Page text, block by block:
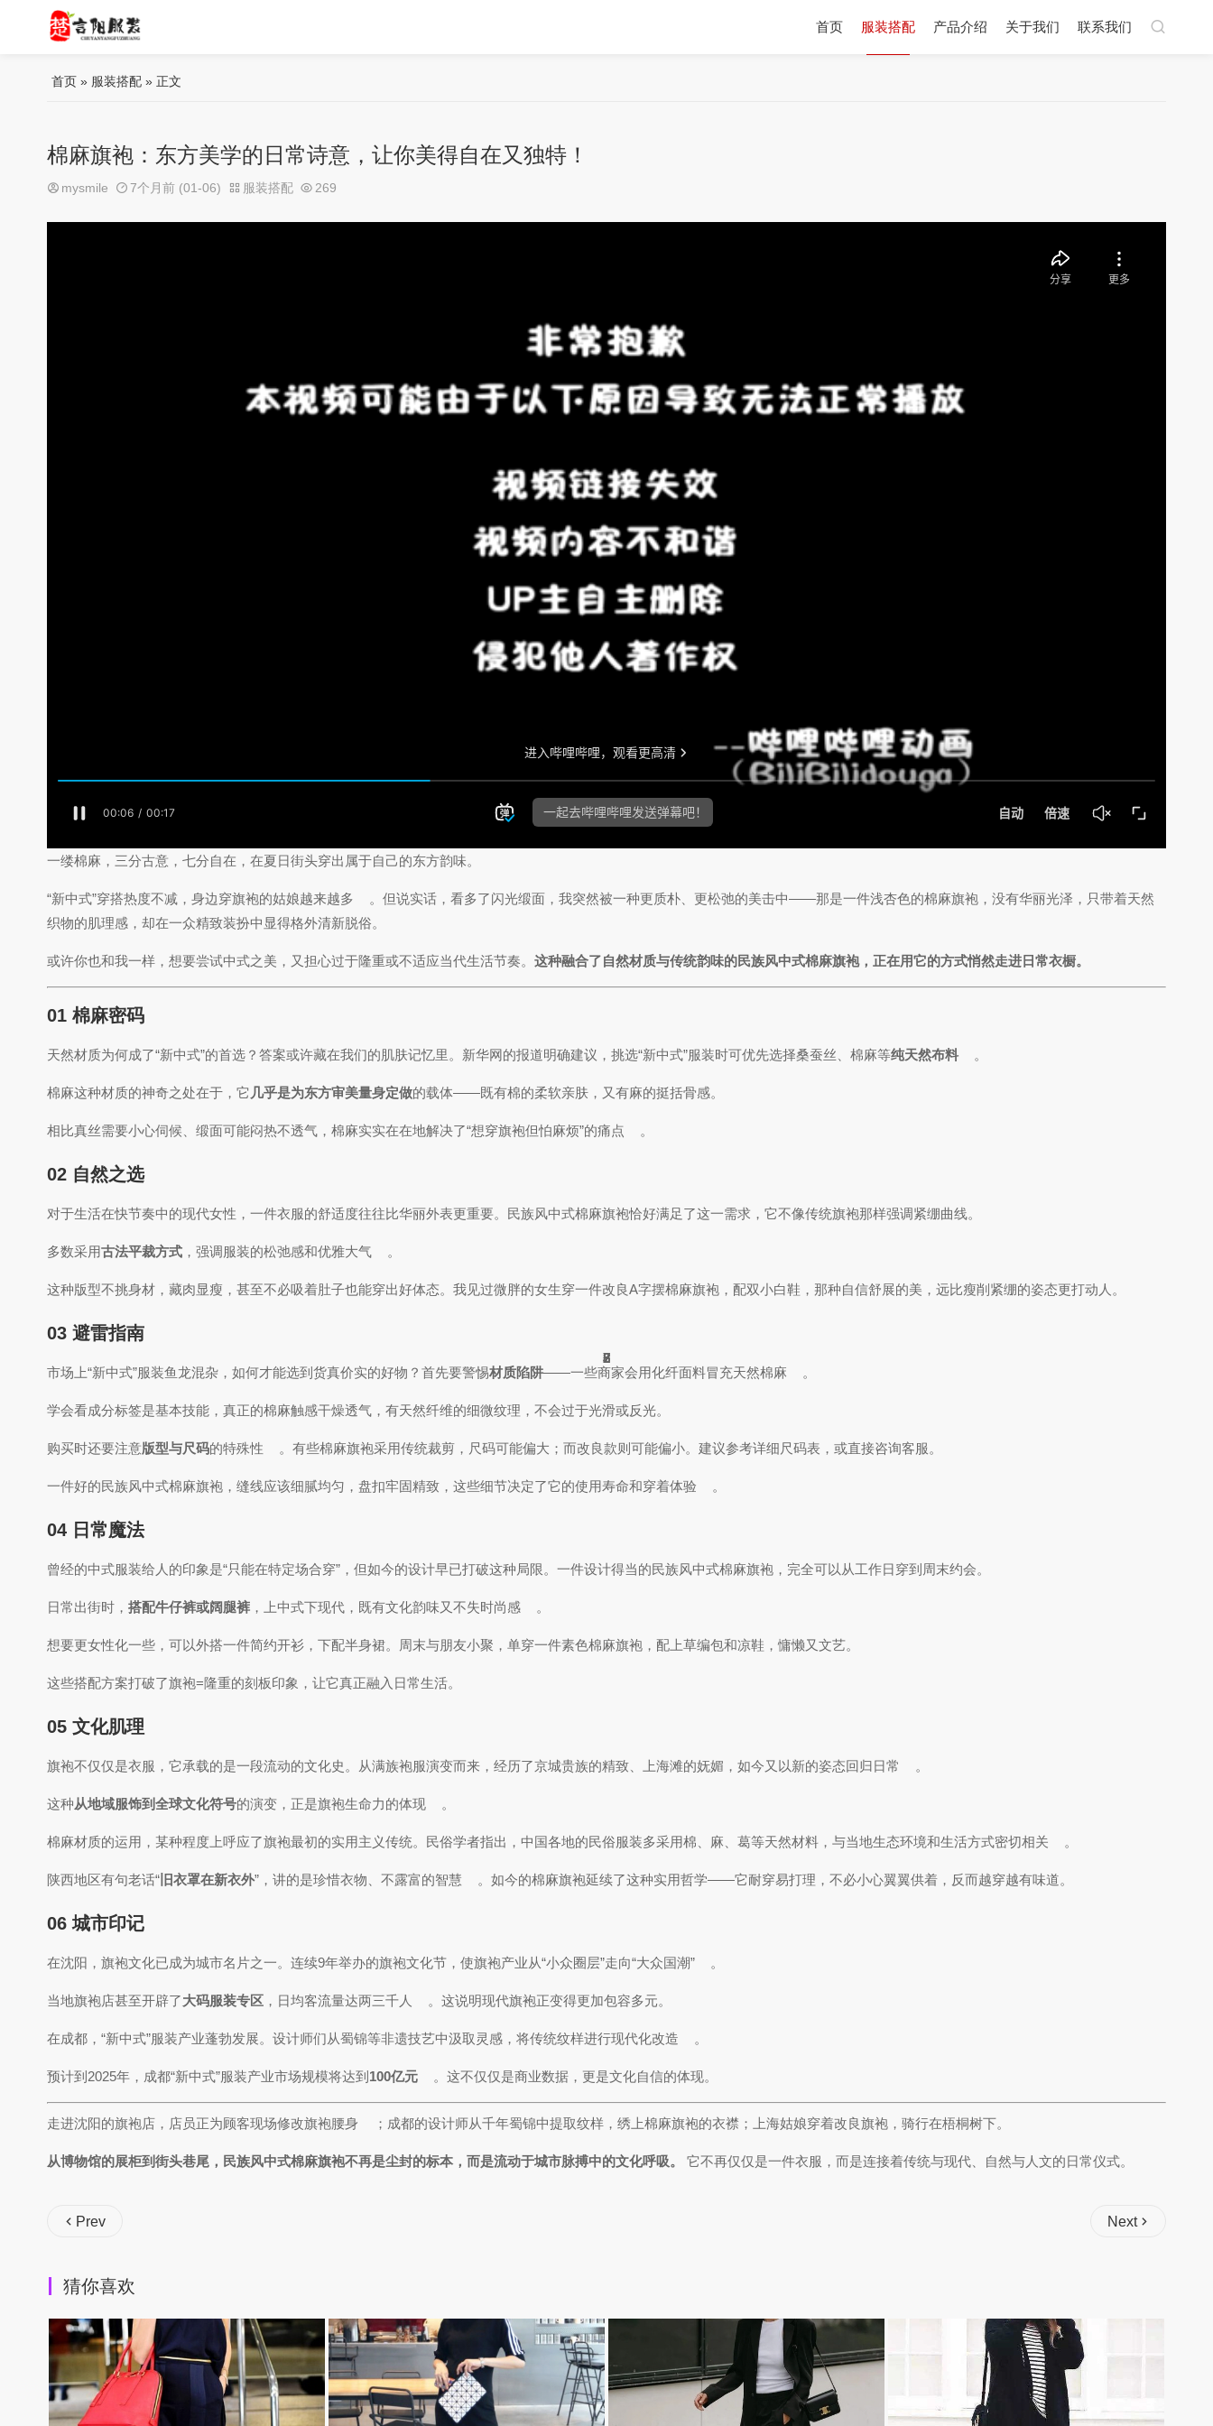
首页 服装搭配 产品介绍 关于我们 联系我们
首页 » 服装搭配 » 正文
棉麻旗袍：东方美学的日常诗意，让你美得自在又独特！
mysmile 7个月前 (01-06) 服装搭配 269
一缕棉麻，三分古意，七分自在，在夏日街头穿出属于自己的东方韵味。
“新中式”穿搭热度不减，身边穿旗袍的姑娘越来越多
5
。但说实话，看多了闪光缎面，我突然被一种更质朴、更松弛的美击中——那是一件浅杏色的棉麻旗袍，没有华丽光泽，只带着天然
织物的肌理感，却在一众精致装扮中显得格外清新脱俗。
或许你也和我一样，想要尝试中式之美，又担心过于隆重或不适应当代生活节奏。 这种融合了自然材质与传统韵味的民族风中式棉麻旗袍，正在用它的方式悄然走进日常衣橱。
01 棉麻密码
天然材质为何成了“新中式”的首选？答案或许藏在我们的肌肤记忆里。新华网的报道明确建议，挑选“新中式”服装时可优先选择桑蚕丝、棉麻等纯天然布料
2
。
棉麻这种材质的神奇之处在于，它 几乎是为东方审美量身定做的载体——既有棉的柔软亲肤，又有麻的挺括骨感。
相比真丝需要小心伺候、缎面可能闷热不透气，棉麻实实在在地解决了“想穿旗袍但怕麻烦”的痛点
6
。
02 自然之选
对于生活在快节奏中的现代女性，一件衣服的舒适度往往比华丽外表更重要。民族风中式棉麻旗袍恰好满足了这一需求，它不像传统旗袍那样强调紧绷曲线。
多数采用古法平裁方式 ，强调服装的松弛感和优雅大气
2
。
这种版型不挑身材，藏肉显瘦，甚至不必吸着肚子也能穿出好体态。我见过微胖的女生穿一件改良A字摆棉麻旗袍，配双小白鞋，那种自信舒展的美，远比瘦削紧绷的姿态更打动人。
03 避雷指南
市场上“新中式”服装鱼龙混杂，如何才能选到货真价实的好物？首先要警惕材质陷阱——一些商家会用化纤面料冒充天然棉麻
7
。
学会看成分标签是基本技能，真正的棉麻触感干燥透气，有天然纤维的细微纹理，不会过于光滑或反光。
购买时还要注意版型与尺码的特殊性
7
。有些棉麻旗袍采用传统裁剪，尺码可能偏大；而改良款则可能偏小。建议参考详细尺码表，或直接咨询客服。
一件好的民族风中式棉麻旗袍，缝线应该细腻均匀，盘扣牢固精致，这些细节决定了它的使用寿命和穿着体验
7
。
04 日常魔法
曾经的中式服装给人的印象是“只能在特定场合穿”，但如今的设计早已打破这种局限。一件设计得当的民族风中式棉麻旗袍，完全可以从工作日穿到周末约会。
日常出街时， 搭配牛仔裤或阔腿裤 ，上中式下现代，既有文化韵味又不失时尚感
2
。
想要更女性化一些，可以外搭一件简约开衫，下配半身裙。周末与朋友小聚，单穿一件素色棉麻旗袍，配上草编包和凉鞋，慵懒又文艺。
这些搭配方案打破了旗袍=隆重的刻板印象，让它真正融入日常生活。
05 文化肌理
旗袍不仅仅是衣服，它承载的是一段流动的文化史。从满族袍服演变而来，经历了京城贵族的精致、上海滩的妩媚，如今又以新的姿态回归日常
8
。
这种从地域服饰到全球文化符号的演变，正是旗袍生命力的体现
8
。
棉麻材质的运用，某种程度上呼应了旗袍最初的实用主义传统。民俗学者指出，中国各地的民俗服装多采用棉、麻、葛等天然材料，与当地生态环境和生活方式密切相关
3
。
陕西地区有句老话“ 旧衣罩在新衣外”，讲的是珍惜衣物、不露富的智慧
3
。如今的棉麻旗袍延续了这种实用哲学——它耐穿易打理，不必小心翼翼供着，反而越穿越有味道。
06 城市印记
在沈阳，旗袍文化已成为城市名片之一。连续9年举办的旗袍文化节，使旗袍产业从“小众圈层”走向“大众国潮”
5
。
当地旗袍店甚至开辟了大码服装专区 ，日均客流量达两三千人
5
。这说明现代旗袍正变得更加包容多元。
在成都，“新中式”服装产业蓬勃发展。设计师们从蜀锦等非遗技艺中汲取灵感，将传统纹样进行现代化改造
5
。
预计到2025年，成都“新中式”服装产业市场规模将达到 100亿元
5
。这不仅仅是商业数据，更是文化自信的体现。
走进沈阳的旗袍店，店员正为顾客现场修改旗袍腰身
5
；成都的设计师从千年蜀锦中提取纹样，绣上棉麻旗袍的衣襟；上海姑娘穿着改良旗袍，骑行在梧桐树下。
从博物馆的展柜到街头巷尾，民族风中式棉麻旗袍不再是尘封的标本，而是流动于城市脉搏中的文化呼吸。 它不再仅仅是一件衣服，而是连接着传统与现代、自然与人文的日常仪式。
Prev Next
猜你喜欢